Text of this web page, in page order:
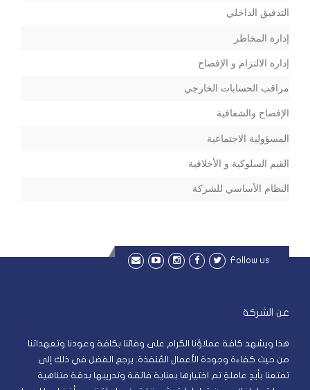
التدقيق الداخلي
إدارة المخاطر
إدارة الالتزام و الإفصاح
مراقب الحسابات الخارجي
الإفصاح والشفافية
المسؤولية الاجتماعية
القيم السلوكية و الأخلاقية
النظام الأساسي للشركة
Follow us
عن الشركة
هذا ويشهد كافة عملاؤنا الكرام على وفائنا بكافة وعودنا وتعهداتنا
من حيث كفاءة وجودة الأعمال المُنفذة. يرجع الفضل في ذلك إلى
تمتعنا بأيدٍ عاملةٍ تم اختيارها بعناية فائقة وتدريبها بدقة متناهية